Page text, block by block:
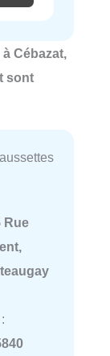
Cébazat,
sont
Rue